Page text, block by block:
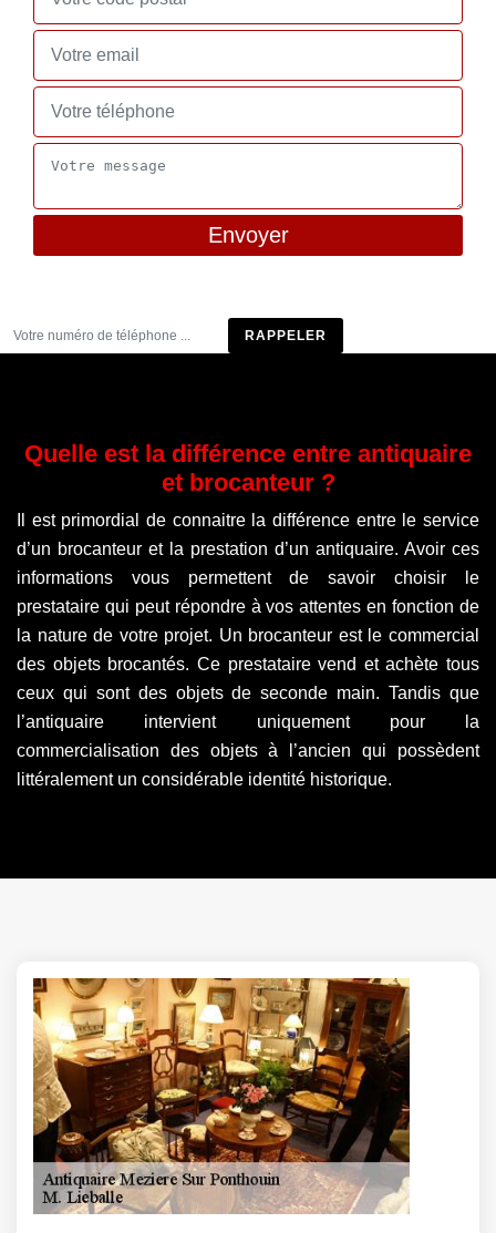
Quelle est la différence entre antiquaire
et brocanteur ?
Il est primordial de connaitre la différence entre le service
d’un brocanteur et la prestation d’un antiquaire. Avoir ces
informations vous permettent de savoir choisir le
prestataire qui peut répondre à vos attentes en fonction de
la nature de votre projet. Un brocanteur est le commercial
des objets brocantés. Ce prestataire vend et achète tous
ceux qui sont des objets de seconde main. Tandis que
l’antiquaire intervient uniquement pour la
commercialisation des objets à l’ancien qui possèdent
littéralement un considérable identité historique.